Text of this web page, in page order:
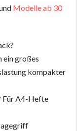
Modelle ab 30
ein großes
kompakter
Für A4-Hefte